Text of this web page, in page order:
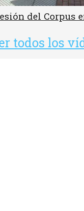
del Corpus
todos los